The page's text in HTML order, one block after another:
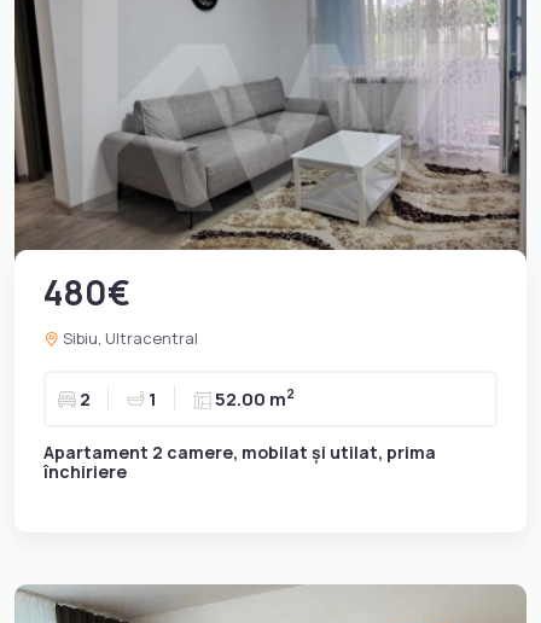
480€
Sibiu, Ultracentral
2 1 52.00 m2
Apartament 2 camere, mobilat și utilat, prima
închiriere